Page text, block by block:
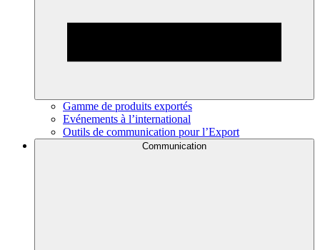
Gamme de produits exportés
Evénements à l’international
Outils de communication pour l’Export
Communication